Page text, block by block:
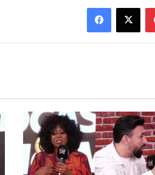
Facebook
X